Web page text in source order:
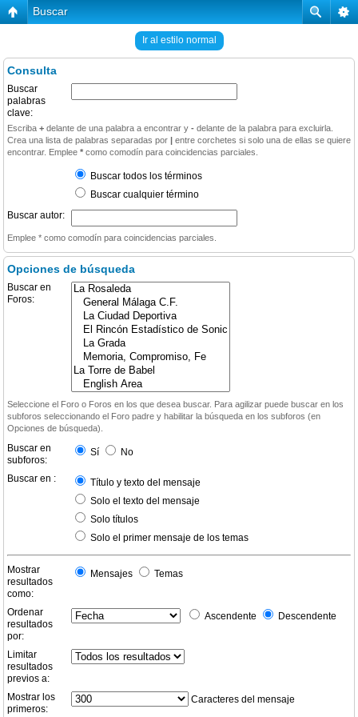
Buscar
Ir al estilo normal
Consulta
Buscar
palabras
clave:
Escriba + delante de una palabra a encontrar y - delante de la palabra para excluirla.
Crea una lista de palabras separadas por | entre corchetes si solo una de ellas se quiere
encontrar. Emplee * como comodín para coincidencias parciales.
Buscar todos los términos
Buscar cualquier término
Buscar autor:
Emplee * como comodín para coincidencias parciales.
Opciones de búsqueda
Buscar en
Foros:
Seleccione el Foro o Foros en los que desea buscar. Para agilizar puede buscar en los
subforos seleccionando el Foro padre y habilitar la búsqueda en los subforos (en
Opciones de búsqueda).
Buscar en
subforos:
Sí No
Buscar en :
Título y texto del mensaje
Solo el texto del mensaje
Solo títulos
Solo el primer mensaje de los temas
Mostrar
resultados
como:
Mensajes Temas
Ordenar
resultados
por:
Ascendente Descendente
Limitar
resultados
previos a:
Mostrar los
primeros:
Caracteres del mensaje